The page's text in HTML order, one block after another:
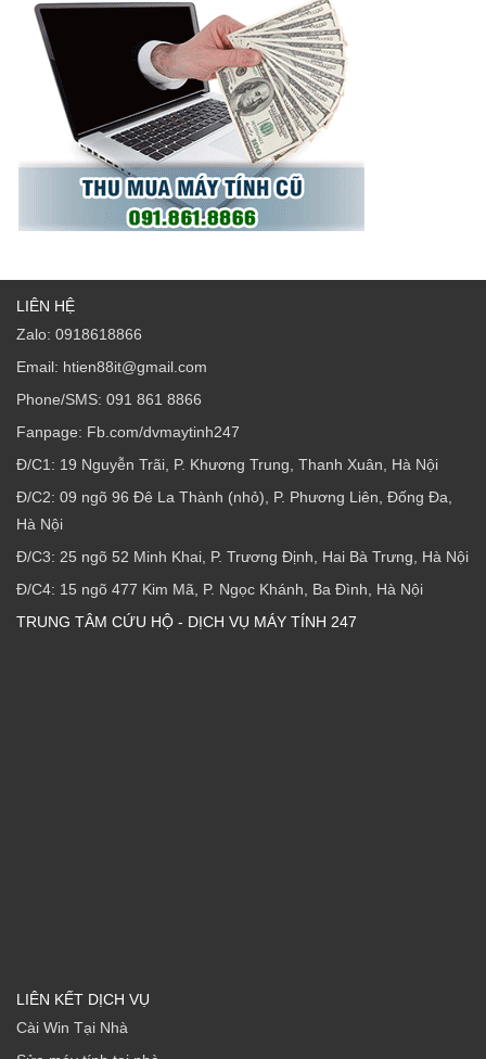
LIÊN HỆ
Zalo: 0918618866
Email: htien88it@gmail.com
Phone/SMS: 091 861 8866
Fanpage: Fb.com/dvmaytinh247
Đ/C1: 19 Nguyễn Trãi, P. Khương Trung, Thanh Xuân, Hà Nội
Đ/C2: 09 ngõ 96 Đê La Thành (nhỏ), P. Phương Liên, Đống Đa,
Hà Nội
Đ/C3: 25 ngõ 52 Minh Khai, P. Trương Định, Hai Bà Trưng, Hà Nội
Đ/C4: 15 ngõ 477 Kim Mã, P. Ngọc Khánh, Ba Đình, Hà Nội
TRUNG TÂM CỨU HỘ - DỊCH VỤ MÁY TÍNH 247
LIÊN KẾT DỊCH VỤ
Cài Win Tại Nhà